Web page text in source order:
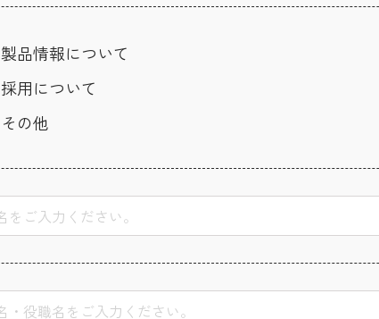
製品情報について
採用について
その他